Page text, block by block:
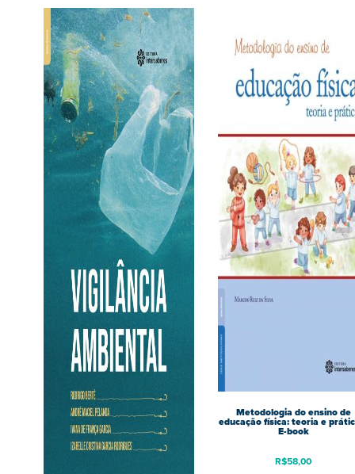
Metodologia do ensino de
educação física: teoria e
E-book
R$58,00